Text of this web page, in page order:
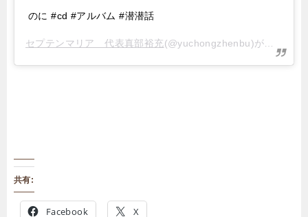
のに #cd #アルバム #潜潜話
セプテンマリア 代表真部裕充(@yuchongzhenbu)がシェアした投稿 –
共有:
Facebook X